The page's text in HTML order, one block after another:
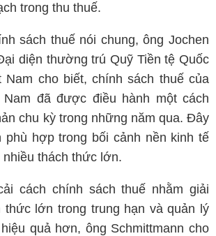
trong thu thuế.
sách thuế nói chung, ông Jochen
diện thường trú Quỹ Tiền tệ Quốc
Nam cho biết, chính sách thuế của
Nam đã được điều hành một cách
chu kỳ trong những năm qua. Đây
phù hợp trong bối cảnh nền kinh tế
thách thức lớn.
cách chính sách thuế nhằm giải
thức lớn trong trung hạn và quản lý
quả hơn, ông Schmittmann cho